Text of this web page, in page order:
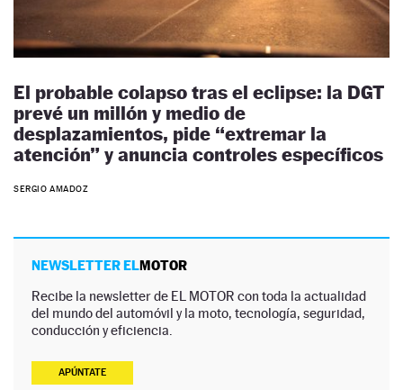
El probable colapso tras el eclipse: la DGT
prevé un millón y medio de
desplazamientos, pide “extremar la
atención” y anuncia controles específicos
SERGIO AMADOZ
NEWSLETTER ELMOTOR
Recibe la newsletter de EL MOTOR con toda la actualidad
del mundo del automóvil y la moto, tecnología, seguridad,
conducción y eficiencia.
APÚNTATE